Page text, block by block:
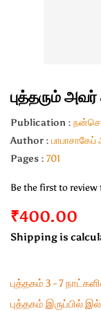
புத்தரும்
Publication :
Author :
Pages : 701
Be the first to
₹400.00
Shipping is
புத்தகம் 3 - 7
புத்தகம் இருப்பில்